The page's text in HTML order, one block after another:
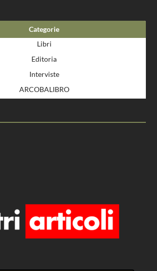
Categorie
Libri
Editoria
Interviste
ARCOBALIBRO